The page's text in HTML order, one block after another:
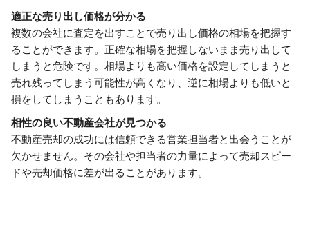
適正な売り出し価格が分かる
複数の会社に査定を出すことで売り出し価格の相場を把握す
ることができます。正確な相場を把握しないまま売り出して
しまうと危険です。相場よりも高い価格を設定してしまうと
売れ残ってしまう可能性が高くなり、逆に相場よりも低いと
損をしてしまうこともあります。
相性の良い不動産会社が見つかる
不動産売却の成功には信頼できる営業担当者と出会うことが
欠かせません。その会社や担当者の力量によって売却スピー
ドや売却価格に差が出ることがあります。